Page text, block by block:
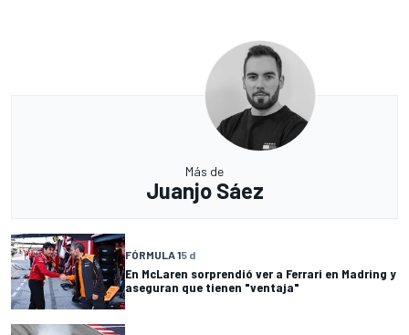
Más de
Juanjo Sáez
FÓRMULA 15 d
En McLaren sorprendió ver a Ferrari en Madring y
aseguran que tienen "ventaja"